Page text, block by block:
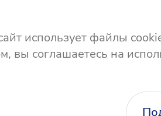
использует файлы
вы соглашаетесь на